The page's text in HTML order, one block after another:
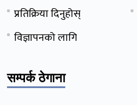
प्रतिक्रिया दिनुहोस्
विज्ञापनको लागि
सम्पर्क ठेगाना